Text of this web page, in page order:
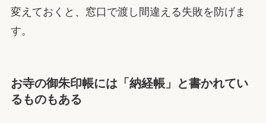
変えておくと、窓口で渡し間違える失敗を防げま
す。
お寺の御朱印帳には「納経帳」と書かれてい
るものもある